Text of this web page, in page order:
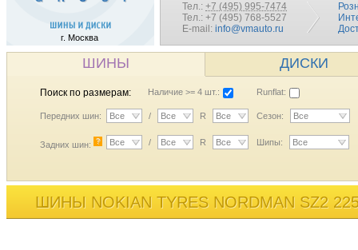
г. Москва
Тел.: +7 (495) 995-7474
Тел.: +7 (495) 768-5527
E-mail: info@vmauto.ru
ШИНЫ ДИСКИ
Поиск по размерам: Наличие >= 4 шт.: Runflat:
Передних шин: Все / Все R Все Сезон: Все
Задних шин: ? Все / Все R Все Шипы: Все
ШИНЫ NOKIAN TYRES NORDMAN SZ2